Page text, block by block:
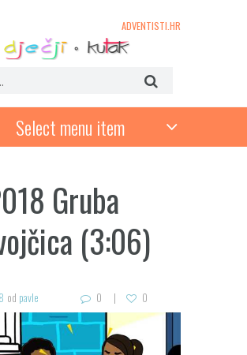
ADVENTISTI.HR
Select menu item
Gruba
(3:06)
od pavle 0 0